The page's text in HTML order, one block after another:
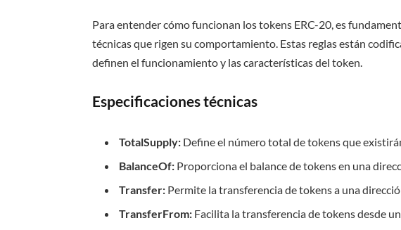
Para entender cómo funcionan los tokens ERC-20, es
técnicas que rigen su comportamiento. Estas reglas están
definen el funcionamiento y las características del token.
Especificaciones técnicas
TotalSupply: Define el número total de tokens que
BalanceOf: Proporciona el balance de tokens en una
Transfer: Permite la transferencia de tokens a una
TransferFrom: Facilita la transferencia de tokens desde